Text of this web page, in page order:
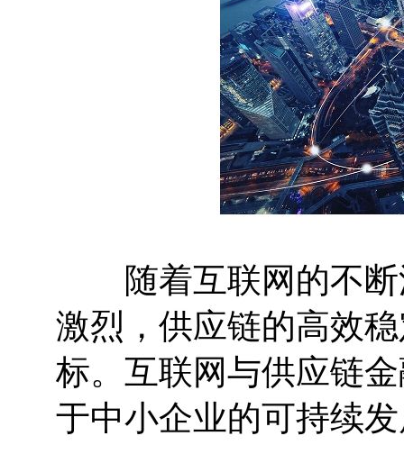
随着互联网的不断
激烈，供应链的高效
标。互联网与供应链
于中小企业的可持续